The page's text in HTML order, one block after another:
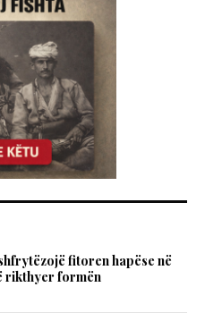
fitoren hapëse në
rikthyer formën